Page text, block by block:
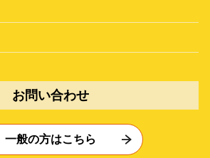
お問い合わせ
一般の方はこちら